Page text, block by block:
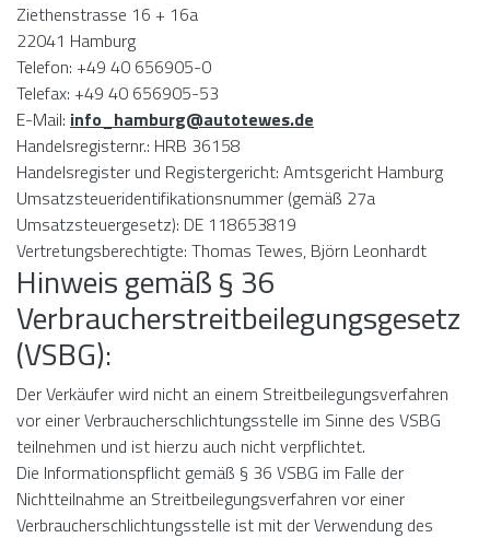
Ziethenstrasse 16 + 16a
22041 Hamburg
Telefon: +49 40 656905-0
Telefax: +49 40 656905-53
E-Mail: info_hamburg@autotewes.de
Handelsregisternr.: HRB 36158
Handelsregister und Registergericht: Amtsgericht Hamburg
Umsatzsteueridentifikationsnummer (gemäß 27a
Umsatzsteuergesetz): DE 118653819
Vertretungsberechtigte: Thomas Tewes, Björn Leonhardt
Hinweis gemäß § 36
Verbraucherstreitbeilegungsgesetz
(VSBG):
Der Verkäufer wird nicht an einem Streitbeilegungsverfahren
vor einer Verbraucherschlichtungsstelle im Sinne des VSBG
teilnehmen und ist hierzu auch nicht verpflichtet.
Die Informationspflicht gemäß § 36 VSBG im Falle der
Nichtteilnahme an Streitbeilegungsverfahren vor einer
Verbraucherschlichtungsstelle ist mit der Verwendung des